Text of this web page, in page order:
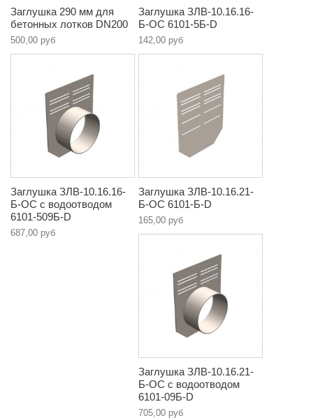
Заглушка 290 мм для
бетонных лотков DN200
500,00 руб
Заглушка ЗЛВ-10.16.16-
Б-ОС 6101-5Б-D
142,00 руб
Заглушка ЗЛВ-10.16.16-
Б-ОС с водоотводом
6101-509Б-D
687,00 руб
Заглушка ЗЛВ-10.16.21-
Б-ОС 6101-Б-D
165,00 руб
Заглушка ЗЛВ-10.16.21-
Б-ОС с водоотводом
6101-09Б-D
705,00 руб